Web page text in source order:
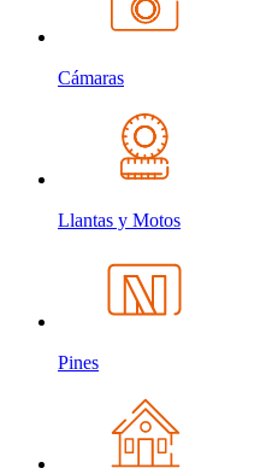
Cámaras
Llantas y Motos
Pines